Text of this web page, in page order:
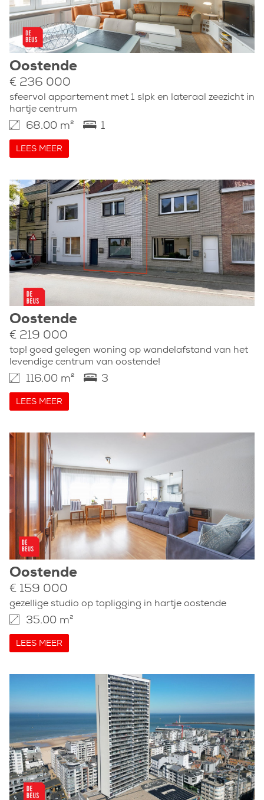
Oostende
€ 236 000
sfeervol appartement met 1 slpk en lateraal zeezicht in
hartje centrum
68.00 m² 1
LEES MEER
Oostende
€ 219 000
top! goed gelegen woning op wandelafstand van het
levendige centrum van oostende!
116.00 m² 3
LEES MEER
Oostende
€ 159 000
gezellige studio op topligging in hartje oostende
35.00 m²
LEES MEER